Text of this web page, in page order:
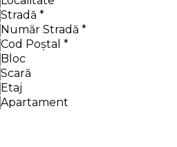
Stradă *
Număr Stradă *
Cod Poștal *
Bloc
Scară
Etaj
Apartament